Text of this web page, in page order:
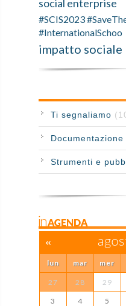
social enterprise
#SCIS2023
#InternationalSchoo
impatto sociale
Ti segnaliamo
Documentazione
Strumenti e
inAGENDA
«
lun mar mer
27 28 29
3 4 5